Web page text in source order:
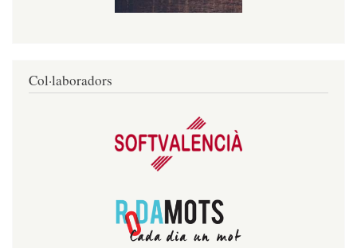
Col·laboradors